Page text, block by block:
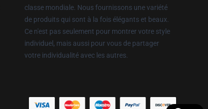
classe mondiale. Nous fournissons une variété
de produits qui sont à la fois élégants et beaux.
Ce n'est pas seulement pour montrer votre style
individuel, mais aussi pour vous de partager
votre individualité avec les autres.